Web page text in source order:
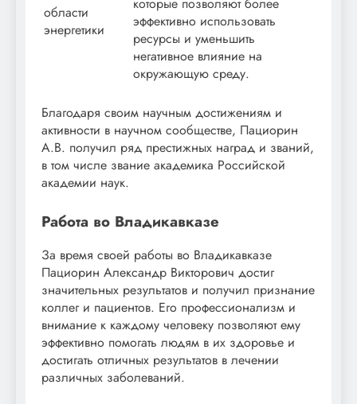
области
энергетики
эффективно использовать
ресурсы и уменьшить
негативное влияние на
окружающую среду.
Благодаря своим научным достижениям и
активности в научном сообществе, Пациорин
А.В. получил ряд престижных наград и званий,
в том числе звание академика Российской
академии наук.
Работа во Владикавказе
За время своей работы во Владикавказе
Пациорин Александр Викторович достиг
значительных результатов и получил признание
коллег и пациентов. Его профессионализм и
внимание к каждому человеку позволяют ему
эффективно помогать людям в их здоровье и
достигать отличных результатов в лечении
различных заболеваний.